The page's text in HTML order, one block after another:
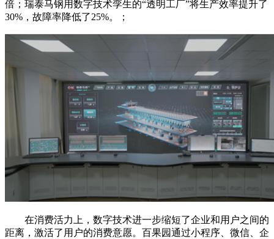
倍；瑞泰马钢用数字技术孪生的“透明工厂”将生产效率提升了
30%，故障率降低了25%。；
在消费活力上，数字技术进一步缩短了企业和用户之间的
距离，激活了用户的消费意愿。百果园通过小程序、微信、企